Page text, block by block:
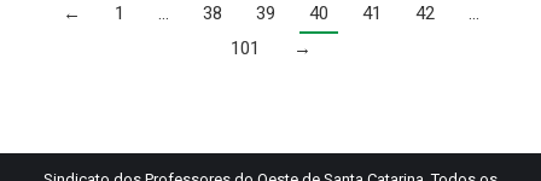
← 1 … 38 39 40 41 42
…
101
→